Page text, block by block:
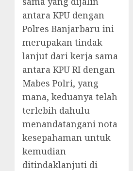
antara KPU dengan
Polres Banjarbaru ini
merupakan tindak
lanjut dari kerja sama
antara KPU RI dengan
Mabes Polri, yang
mana, keduanya telah
terlebih dahulu
menandatangani nota
kesepahaman untuk
kemudian
ditindaklanjuti di